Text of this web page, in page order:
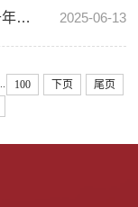
【中央广播电视总台】 焦点访谈：千年古籍焕新生 2025-06-13
100 下页
尾页